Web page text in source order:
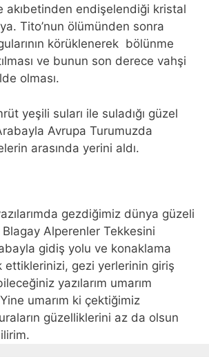
akıbetinden endişelendiği kristal
Tito’nun ölümünden sonra
körüklenerek bölünme
ve bunun son derece vahşi
olması.
yeşili suları ile suladığı güzel
Avrupa Turumuzda
arasında yerini aldı.
gezdiğimiz dünya güzeli
Alperenler Tekkesini
gidiş yolu ve konaklama
ettiklerinizi, gezi yerlerinin giriş
yazılarım umarım
Yine umarım ki çektiğimiz
güzelliklerini az da olsun